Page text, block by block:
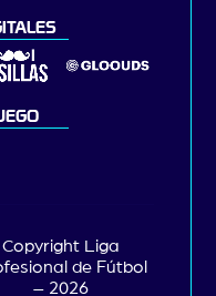
Copyright Liga
de Fútbol
– 2026